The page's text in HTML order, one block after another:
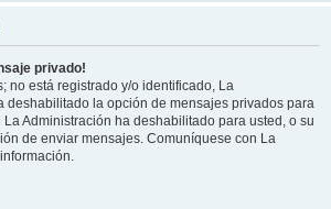
privado!
no está registrado y/o identificado, La
deshabilitado la opción de mensajes privados para
Administración ha deshabilitado para usted, o su
de enviar mensajes. Comuníquese con La